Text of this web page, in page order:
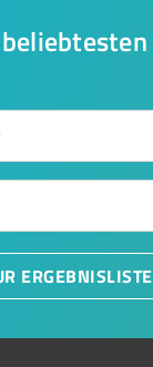
ERGEBNISLISTE